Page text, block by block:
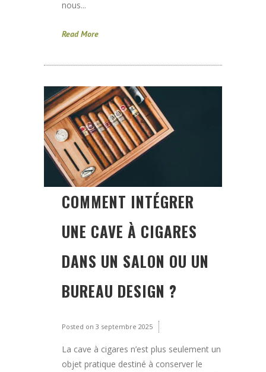
nous...
Read More
COMMENT INTÉGRER
UNE CAVE À CIGARES
DANS UN SALON OU UN
BUREAU DESIGN ?
Posted on 3 septembre 2025
La cave à cigares n’est plus seulement un
objet pratique destiné à conserver le